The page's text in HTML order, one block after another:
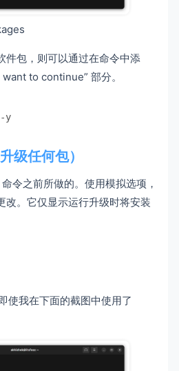
件包，则可以通过在命令中添
to continue” 部分。
y
级任何包）
命令之前所做的。使用模拟选项，
改。它仅显示运行升级时将安装
即使我在下面的截图中使用了